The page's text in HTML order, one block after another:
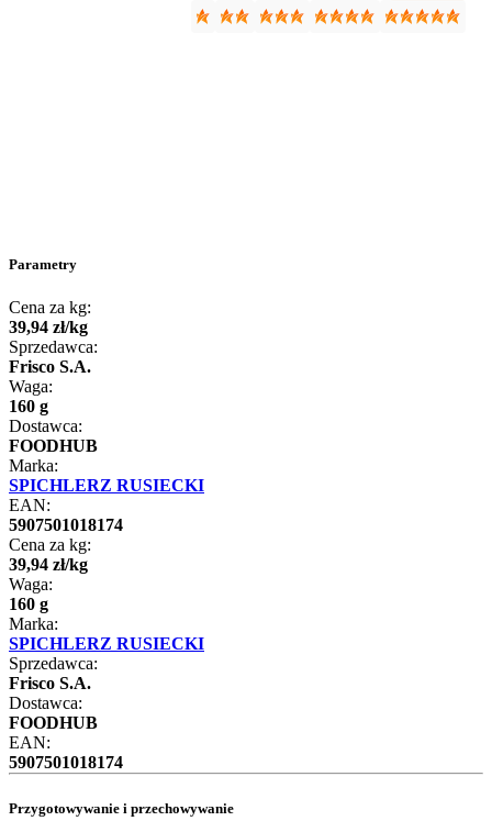
Parametry
Cena za kg:
39,94 zł/kg
Sprzedawca:
Frisco S.A.
Waga:
160 g
Dostawca:
FOODHUB
Marka:
SPICHLERZ RUSIECKI
EAN:
5907501018174
Cena za kg:
39,94 zł/kg
Waga:
160 g
Marka:
SPICHLERZ RUSIECKI
Sprzedawca:
Frisco S.A.
Dostawca:
FOODHUB
EAN:
5907501018174
Przygotowywanie i przechowywanie